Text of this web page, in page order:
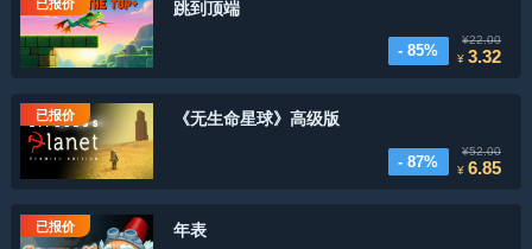
已报价 跳到顶端
- 85%
¥22.00
¥3.32
已报价 《无生命星球》高级版
- 87%
¥52.00
¥6.85
已报价 年表